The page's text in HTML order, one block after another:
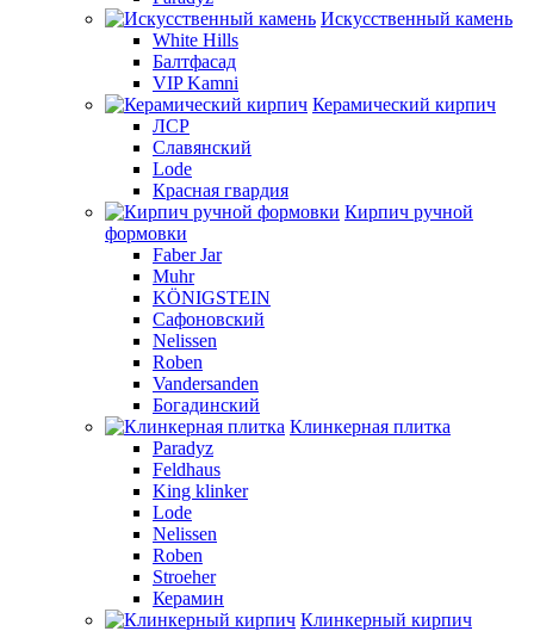
Искусственный камень
White Hills
Балтфасад
VIP Kamni
Керамический кирпич
ЛСР
Славянский
Lode
Красная гвардия
Кирпич ручной
формовки
Faber Jar
Muhr
KÖNIGSTEIN
Сафоновский
Nelissen
Roben
Vandersanden
Богадинский
Клинкерная плитка
Paradyz
Feldhaus
King klinker
Lode
Nelissen
Roben
Stroeher
Керамин
Клинкерный кирпич